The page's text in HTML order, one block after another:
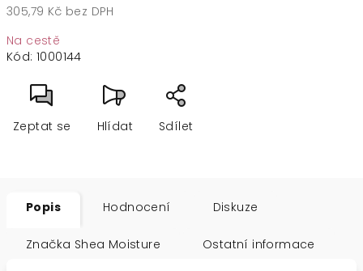
305,79 Kč bez DPH
cena:
Na cestě
Kód: 1000144
Zeptat se Hlídat Sdílet
Popis Hodnocení Diskuze
Značka Shea Moisture Ostatní informace